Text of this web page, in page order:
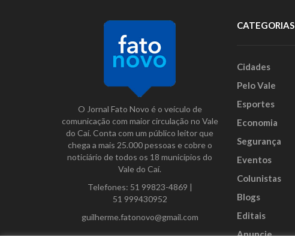
O Jornal Fato Novo é o veículo de
comunicação com maior circulação no Vale
do Caí. Conta com um público leitor que
chega a mais 25.000 pessoas e cobre o
noticiário de todos os 18 municípios do
Vale do Caí.
Telefones: 51 99823-4869 |
51 999430952
guilherme.fatonovo@gmail.com
CATEGORIAS
Cidades
Pelo Vale
Esportes
Economia
Segurança
Eventos
Colunistas
Blogs
Editais
Anuncie